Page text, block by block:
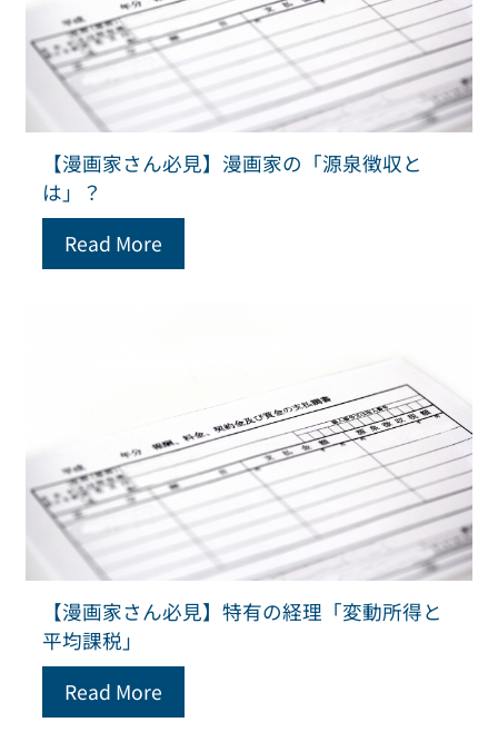
【漫画家さん必見】漫画家の「源泉徴収と
は」？
Read More
【漫画家さん必見】特有の経理「変動所得と
平均課税」
Read More